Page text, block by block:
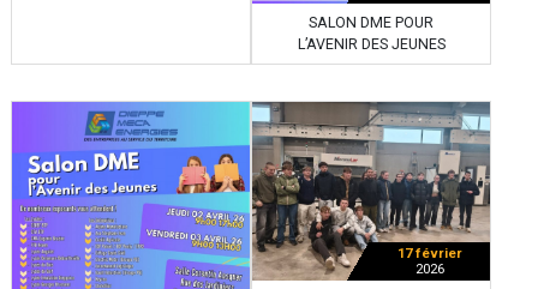
SALON DME POUR
L’AVENIR DES JEUNES
17 février
2026